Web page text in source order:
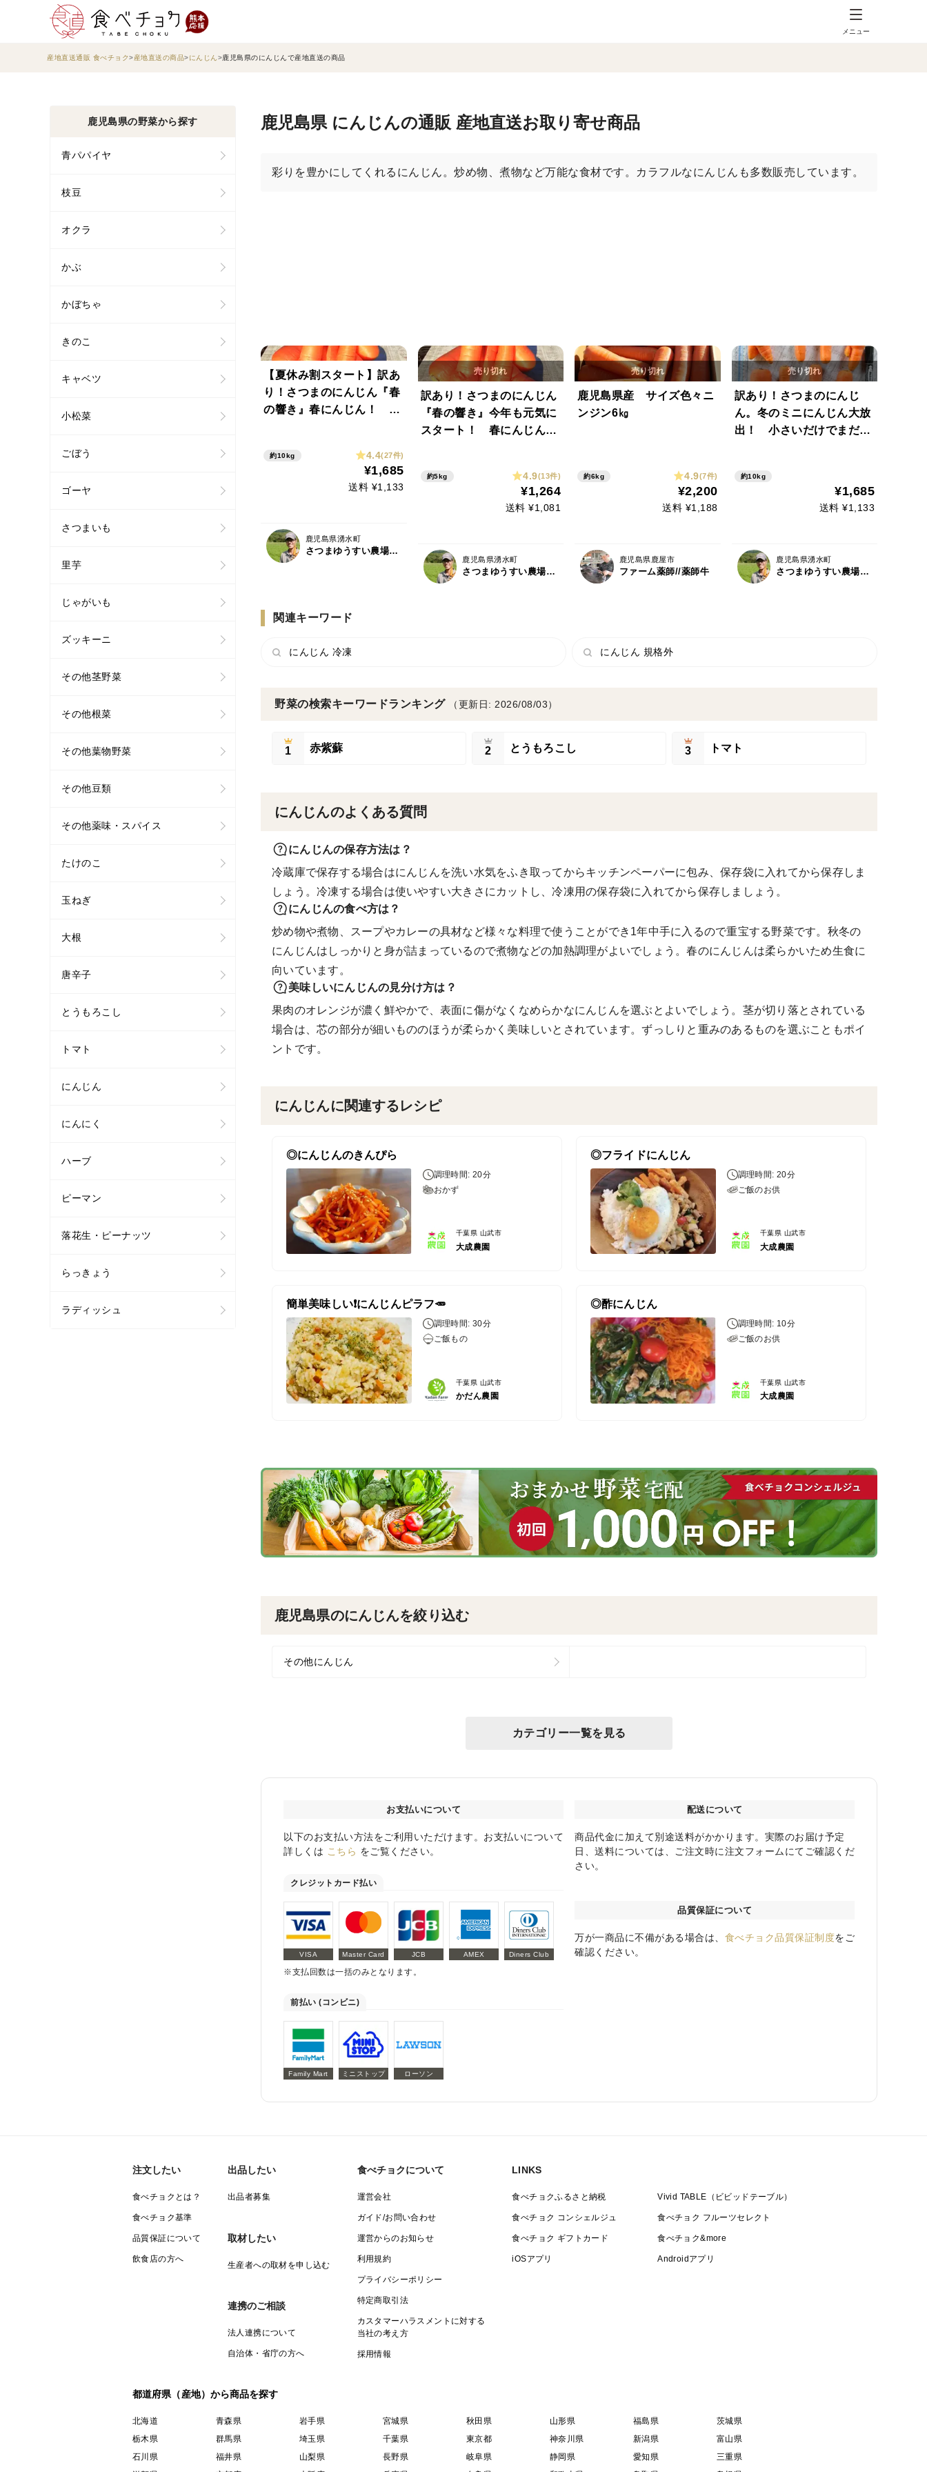
メニュー
産地直送通販 食べチョク 産地直送の商品 にんじん 鹿児島県のにんじんで産地直送の商品
鹿児島県 にんじんの通販 産地直送お取り寄せ商品
彩りを豊かにしてくれるにんじん。炒め物、煮物など万能な食材です。カラフルなにんじんも多数販売しています。
【夏休み割スタート】訳あ
り！さつまのにんじん『春
の響き』春にんじん！
わらかくすっきりした甘
み クール便でお届け ジ
ュースやサラダにも！ 規
約10kg 4.4(27件)
¥1,685
送料 ¥1,133
鹿児島県湧水町
さつまゆうすい農場 そのやま農園
訳あり！さつまのにんじん
『春の響き』今年も元気に
スタート！ 春にんじん出
『銅』が豊富 ジュース
やサラダにも！ 規格外
画像は10ｋｇです
約5kg 4.9(13件)
¥1,264
送料 ¥1,081
鹿児島県湧水町
さつまゆうすい農場 そのやま農園
鹿児島県産 サイズ色々ニ
ンジン6㎏
約6kg 4.9(7件)
¥2,200
送料 ¥1,188
鹿児島県鹿屋市
ファーム薬師//薬師牛
訳あり！さつまのにんじ
ん。冬のミニにんじん大放
出！ 小さいだけでまだま
機JAS やわらかくほのか
な甘み ジュースやサラダ
約10kg
¥1,685
送料 ¥1,133
鹿児島県湧水町
さつまゆうすい農場 そのやま農園
関連キーワード
にんじん 冷凍 にんじん 規格外
野菜の検索キーワードランキング （更新日: 2026/08/03）
1 赤紫蘇 2 とうもろこし 3 トマト
にんじんのよくある質問
にんじんの保存方法は？
冷蔵庫で保存する場合はにんじんを洗い水気をふき取ってからキッチンペーパーに包み、保存袋に入れてから保存しま
しょう。冷凍する場合は使いやすい大きさにカットし、冷凍用の保存袋に入れてから保存しましょう。
にんじんの食べ方は？
炒め物や煮物、スープやカレーの具材など様々な料理で使うことができ1年中手に入るので重宝する野菜です。秋冬の
にんじんはしっかりと身が詰まっているので煮物などの加熱調理がよいでしょう。春のにんじんは柔らかいため生食に
向いています。
美味しいにんじんの見分け方は？
果肉のオレンジが濃く鮮やかで、表面に傷がなくなめらかなにんじんを選ぶとよいでしょう。茎が切り落とされている
場合は、芯の部分が細いもののほうが柔らかく美味しいとされています。ずっしりと重みのあるものを選ぶこともポイ
ントです。
にんじんに関連するレシピ
◎にんじんのきんぴら
調理時間: 20分
おかず
千葉県 山武市
大成農園
◎フライドにんじん
調理時間: 20分
ご飯のお供
千葉県 山武市
大成農園
簡単美味しい❗️にんじんピラフ🥕
調理時間: 30分
ご飯もの
千葉県 山武市
かだん農園
◎酢にんじん
調理時間: 10分
ご飯のお供
千葉県 山武市
大成農園
鹿児島県のにんじんを絞り込む
その他にんじん
カテゴリー一覧を見る
お支払いについて
以下のお支払い方法をご利用いただけます。お支払いについて
詳しくは こちら をご覧ください。
クレジットカード払い
VISA Master Card JCB AMEX Diners Club
※支払回数は一括のみとなります。
前払い (コンビニ)
Family Mart ミニストップ ローソン
配送について
商品代金に加えて別途送料がかかります。実際のお届け予定
日、送料については、ご注文時に注文フォームにてご確認くだ
さい。
品質保証について
万が一商品に不備がある場合は、 食べチョク品質保証制度をご
確認ください。
鹿児島県の野菜から探す
青パパイヤ
枝豆
オクラ
かぶ
かぼちゃ
きのこ
キャベツ
小松菜
ごぼう
ゴーヤ
さつまいも
里芋
じゃがいも
ズッキーニ
その他茎野菜
その他根菜
その他葉物野菜
その他豆類
その他薬味・スパイス
たけのこ
玉ねぎ
大根
唐辛子
とうもろこし
トマト
にんじん
にんにく
ハーブ
ピーマン
落花生・ピーナッツ
らっきょう
ラディッシュ
注文したい
食べチョクとは？
食べチョク基準
品質保証について
飲食店の方へ
出品したい
出品者募集
取材したい
生産者への取材を申し込む
連携のご相談
法人連携について
自治体・省庁の方へ
食べチョクについて
運営会社
ガイド/お問い合わせ
運営からのお知らせ
利用規約
プライバシーポリシー
特定商取引法
カスタマーハラスメントに対する
当社の考え方
採用情報
LINKS
食べチョクふるさと納税 Vivid TABLE（ビビッドテーブル）
食べチョク コンシェルジュ 食べチョク フルーツセレクト
食べチョク ギフトカード 食べチョク&more
iOSアプリ Androidアプリ
都道府県（産地）から商品を探す
北海道 青森県 岩手県 宮城県 秋田県 山形県 福島県
茨城県
栃木県
群馬県 埼玉県 千葉県 東京都 神奈川県 新潟県
富山県
石川県
福井県 山梨県 長野県 岐阜県 静岡県 愛知県
三重県